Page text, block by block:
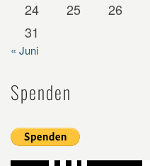
24
25 26
31
« Juni
Spenden